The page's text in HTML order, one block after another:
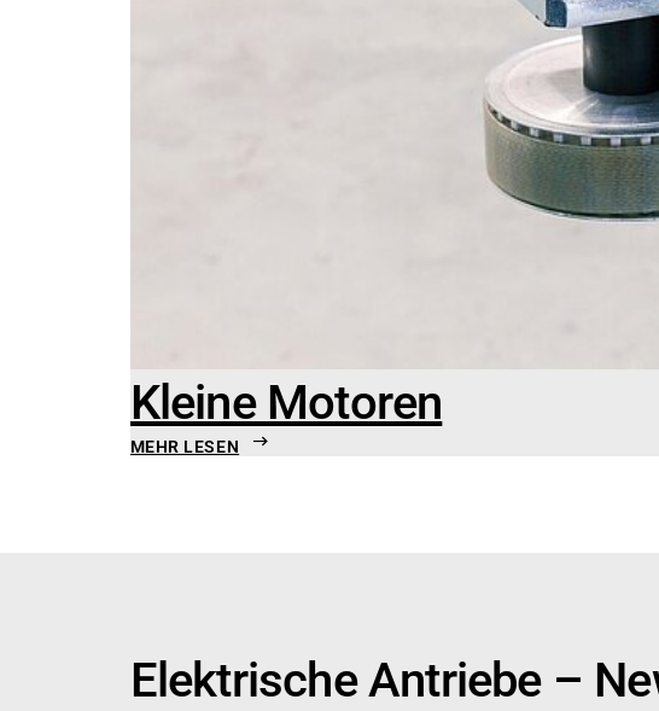
Kleine Motoren
MEHR LESEN
Elektrische Antriebe –